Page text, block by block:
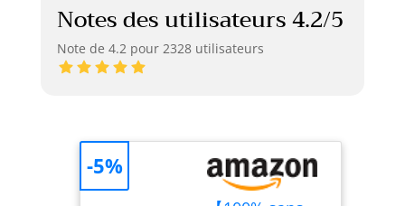
Notes des utilisateurs 4.2/5
Note de 4.2 pour 2328 utilisateurs
-5%